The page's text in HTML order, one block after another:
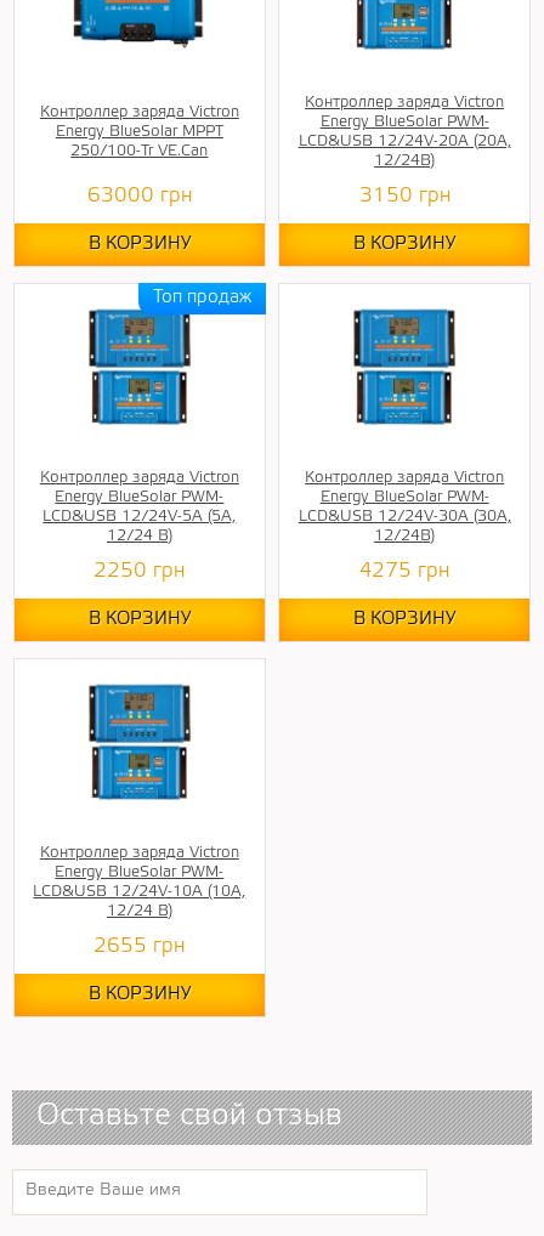
Контроллер заряда Victron
Energy BlueSolar MPPT
250/100-Tr VE.Can
63000 грн
В КОРЗИНУ
Контроллер заряда Victron
Energy BlueSolar PWM-
LCD&USB 12/24V-20A (20A,
12/24В)
3150 грн
В КОРЗИНУ
Контроллер заряда Victron
Energy BlueSolar PWM-
LCD&USB 12/24V-5A (5А,
12/24 В)
2250 грн
В КОРЗИНУ
Контроллер заряда Victron
Energy BlueSolar PWM-
LCD&USB 12/24V-30A (30A,
12/24В)
4275 грн
В КОРЗИНУ
Контроллер заряда Victron
Energy BlueSolar PWM-
LCD&USB 12/24V-10A (10А,
12/24 В)
2655 грн
В КОРЗИНУ
Оставьте свой отзыв